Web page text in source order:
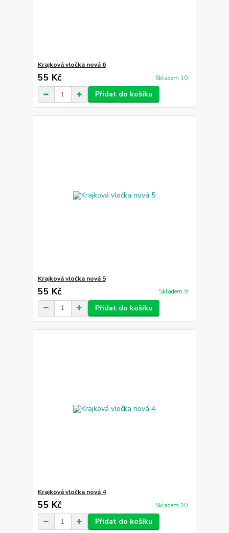
Krajková vločka nová 6
55 Kč Skladem 10
Přidat do košíku
Krajková vločka nová 5
55 Kč Skladem 9
Přidat do košíku
Krajková vločka nová 4
55 Kč Skladem 10
Přidat do košíku